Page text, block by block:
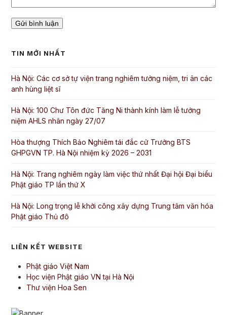
TIN MỚI NHẤT
Hà Nội: Các cơ sở tự viện trang nghiêm tưởng niệm, tri ân các
anh hùng liệt sĩ
Hà Nội: 100 Chư Tôn đức Tăng Ni thành kính làm lễ tưởng
niệm AHLS nhân ngày 27/07
Hòa thượng Thích Bảo Nghiêm tái đắc cử Trưởng BTS
GHPGVN TP. Hà Nội nhiệm kỳ 2026 – 2031
Hà Nội: Trang nghiêm ngày làm việc thứ nhất Đại hội Đại biểu
Phật giáo TP lần thứ X
Hà Nội: Long trọng lễ khởi công xây dựng Trung tâm văn hóa
Phật giáo Thủ đô
LIÊN KẾT WEBSITE
Phật giáo Việt Nam
Học viện Phật giáo VN tại Hà Nội
Thư viện Hoa Sen